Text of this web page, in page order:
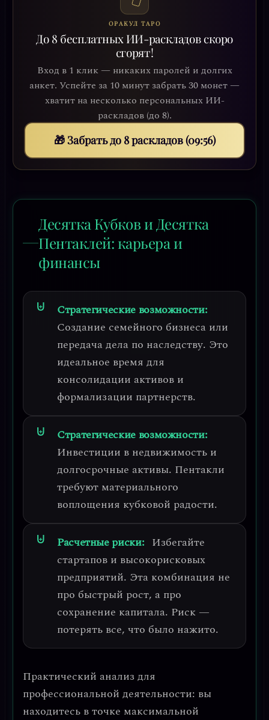
ОРАКУЛ ТАРО
До 8 бесплатных ИИ-раскладов скоро
сгорят!
Вход в 1 клик — никаких паролей и долгих
анкет. Успейте за 10 минут забрать 30 монет —
хватит на несколько персональных ИИ-
раскладов (до 8).
🎁 Забрать до 8 раскладов (09:54)
Десятка Кубков и Десятка
Пентаклей: карьера и
финансы
Стратегические возможности:
Создание семейного бизнеса или
передача дела по наследству. Это
идеальное время для
консолидации активов и
формализации партнерств.
Стратегические возможности:
Инвестиции в недвижимость и
долгосрочные активы. Пентакли
требуют материального
воплощения кубковой радости.
Расчетные риски: Избегайте
стартапов и высокорисковых
предприятий. Эта комбинация не
про быстрый рост, а про
сохранение капитала. Риск —
потерять все, что было нажито.
Практический анализ для
профессиональной деятельности: вы
находитесь в точке максимальной